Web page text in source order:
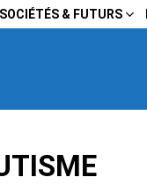
SOCIÉTÉS & FUTURS